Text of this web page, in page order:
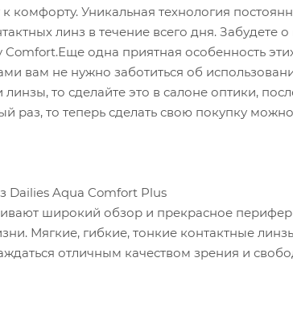
комфорту. Уникальная технология
линз в течение всего дня. Забудете
Comfort.Еще одна приятная особенность
вам не нужно заботиться об
линзы, то сделайте это в салоне оптики,
раз, то теперь сделать свою покупку
Dailies Aqua Comfort Plus
широкий обзор и прекрасное
Мягкие, гибкие, тонкие контактные
отличным качеством зрения и